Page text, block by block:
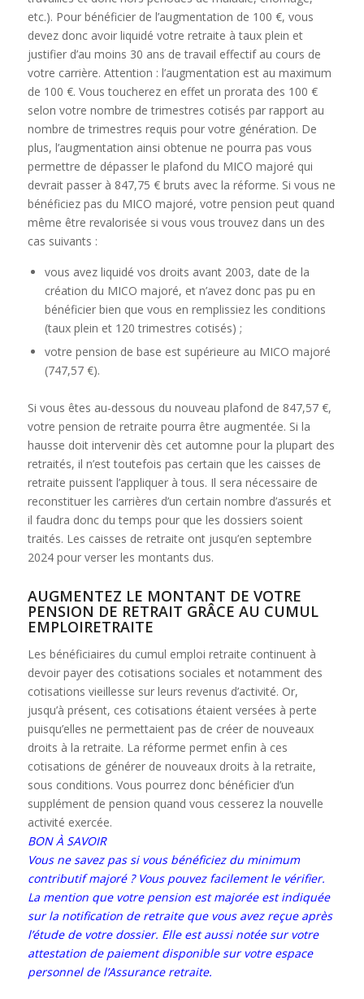
etc.). Pour bénéficier de l’augmentation de 100 €, vous
devez donc avoir liquidé votre retraite à taux plein et
justifier d’au moins 30 ans de travail effectif au cours de
votre carrière. Attention : l’augmentation est au maximum
de 100 €. Vous toucherez en effet un prorata des 100 €
selon votre nombre de trimestres cotisés par rapport au
nombre de trimestres requis pour votre génération. De
plus, l’augmentation ainsi obtenue ne pourra pas vous
permettre de dépasser le plafond du MICO majoré qui
devrait passer à 847,75 € bruts avec la réforme. Si vous ne
bénéficiez pas du MICO majoré, votre pension peut quand
même être revalorisée si vous vous trouvez dans un des
cas suivants :
vous avez liquidé vos droits avant 2003, date de la
création du MICO majoré, et n’avez donc pas pu en
bénéficier bien que vous en remplissiez les conditions
(taux plein et 120 trimestres cotisés) ;
votre pension de base est supérieure au MICO majoré
(747,57 €).
Si vous êtes au-dessous du nouveau plafond de 847,57 €,
votre pension de retraite pourra être augmentée. Si la
hausse doit intervenir dès cet automne pour la plupart des
retraités, il n’est toutefois pas certain que les caisses de
retraite puissent l’appliquer à tous. Il sera nécessaire de
reconstituer les carrières d’un certain nombre d’assurés et
il faudra donc du temps pour que les dossiers soient
traités. Les caisses de retraite ont jusqu’en septembre
2024 pour verser les montants dus.
AUGMENTEZ LE MONTANT DE VOTRE
PENSION DE RETRAIT GRÂCE AU CUMUL
EMPLOIRETRAITE
Les bénéficiaires du cumul emploi retraite continuent à
devoir payer des cotisations sociales et notamment des
cotisations vieillesse sur leurs revenus d’activité. Or,
jusqu’à présent, ces cotisations étaient versées à perte
puisqu’elles ne permettaient pas de créer de nouveaux
droits à la retraite. La réforme permet enfin à ces
cotisations de générer de nouveaux droits à la retraite,
sous conditions. Vous pourrez donc bénéficier d’un
supplément de pension quand vous cesserez la nouvelle
activité exercée.
BON À SAVOIR
Vous ne savez pas si vous bénéficiez du minimum
contributif majoré ? Vous pouvez facilement le vérifier.
La mention que votre pension est majorée est indiquée
sur la notification de retraite que vous avez reçue après
l’étude de votre dossier. Elle est aussi notée sur votre
attestation de paiement disponible sur votre espace
personnel de l’Assurance retraite.